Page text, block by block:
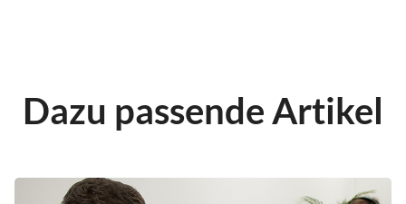
Dazu passende Artikel